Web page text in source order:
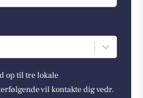
op til tre lokale
vil kontakte dig vedr.